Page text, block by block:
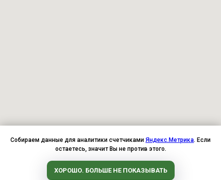
Собираем данные для аналитики счетчиками Яндекс.Метрика. Если
остаетесь, значит Вы не против этого.
ХОРОШО. БОЛЬШЕ НЕ ПОКАЗЫВАТЬ